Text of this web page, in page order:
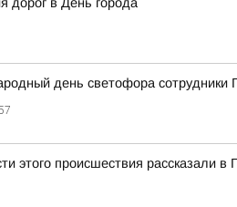
день светофора сотрудники
этого происшествия рассказали в